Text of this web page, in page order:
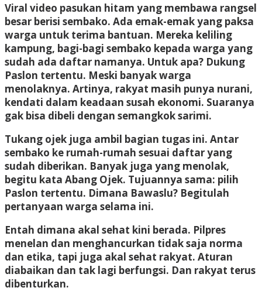
Viral video pasukan hitam yang membawa rangsel
besar berisi sembako. Ada emak-emak yang paksa
warga untuk terima bantuan. Mereka keliling
kampung, bagi-bagi sembako kepada warga yang
sudah ada daftar namanya. Untuk apa? Dukung
Paslon tertentu. Meski banyak warga
menolaknya. Artinya, rakyat masih punya nurani,
kendati dalam keadaan susah ekonomi. Suaranya
gak bisa dibeli dengan semangkok sarimi.
Tukang ojek juga ambil bagian tugas ini. Antar
sembako ke rumah-rumah sesuai daftar yang
sudah diberikan. Banyak juga yang menolak,
begitu kata Abang Ojek. Tujuannya sama: pilih
Paslon tertentu. Dimana Bawaslu? Begitulah
pertanyaan warga selama ini.
Entah dimana akal sehat kini berada. Pilpres
menelan dan menghancurkan tidak saja norma
dan etika, tapi juga akal sehat rakyat. Aturan
diabaikan dan tak lagi berfungsi. Dan rakyat terus
dibenturkan.